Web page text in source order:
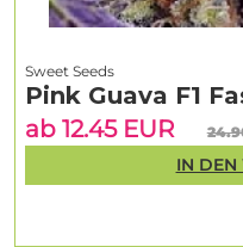
Sweet Seeds
Pink Guava F1
ab 12.45 EUR
IN DEN